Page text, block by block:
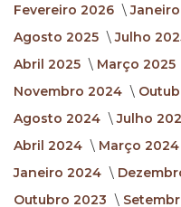
Fevereiro 2026
Agosto 2025
Julho
Abril 2025
Março 2025
Novembro 2024
Agosto 2024
Julho
Abril 2024
Março 2024
Janeiro 2024
Outubro 2023